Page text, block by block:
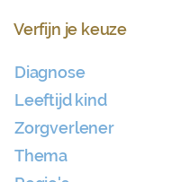
Verfijn je keuze
Diagnose
Leeftijd kind
Zorgverlener
Thema